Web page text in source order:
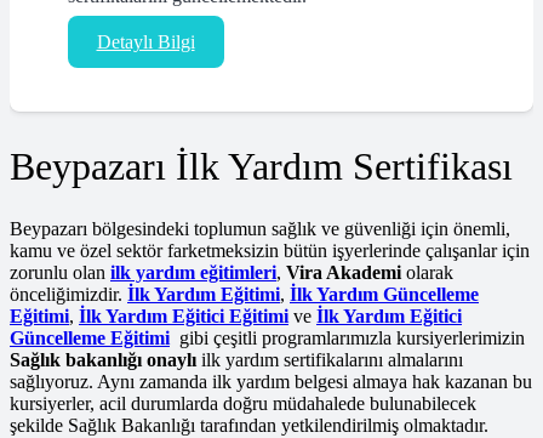
Detaylı Bilgi
Beypazarı İlk Yardım Sertifikası
Beypazarı bölgesindeki toplumun sağlık ve güvenliği için önemli,
kamu ve özel sektör farketmeksizin bütün işyerlerinde çalışanlar için
zorunlu olan ilk yardım eğitimleri, Vira Akademi olarak
önceliğimizdir. İlk Yardım Eğitimi, İlk Yardım Güncelleme
Eğitimi, İlk Yardım Eğitici Eğitimi ve İlk Yardım Eğitici
Güncelleme Eğitimi gibi çeşitli programlarımızla kursiyerlerimizin
Sağlık bakanlığı onaylı ilk yardım sertifikalarını almalarını
sağlıyoruz. Aynı zamanda ilk yardım belgesi almaya hak kazanan bu
kursiyerler, acil durumlarda doğru müdahalede bulunabilecek
şekilde Sağlık Bakanlığı tarafından yetkilendirilmiş olmaktadır.